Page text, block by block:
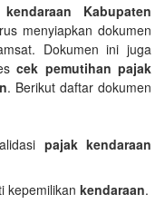
Kabupaten
menyiapkan dokumen
Dokumen ini juga
cek pemutihan pajak
. Berikut daftar dokumen
pajak kendaraan
kepemilikan kendaraan.